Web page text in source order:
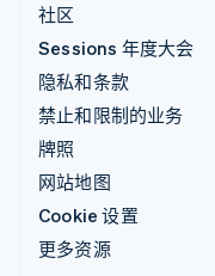
社区
Sessions 年度大会
隐私和条款
禁止和限制的业务
牌照
网站地图
Cookie 设置
更多资源